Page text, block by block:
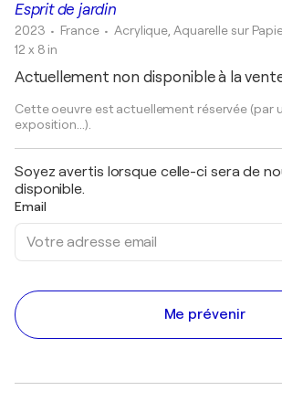
Esprit de jardin
2023 • France •Acrylique, Aquarelle sur
12 x 8 in
Actuellement non disponible à la
Cette oeuvre est actuellement réservée (par
exposition...).
Soyez avertis lorsque celle-ci sera de
disponible.
Email
Me prévenir